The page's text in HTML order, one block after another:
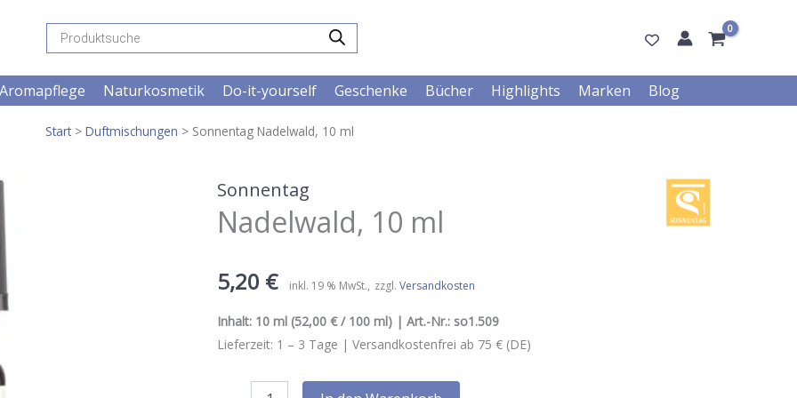
Products
search
Aromapflege Naturkosmetik Do-it-yourself Geschenke Bücher Highlights Marken Blog
Start> Duftmischungen > Sonnentag Nadelwald, 10 ml
Sonnentag
Nadelwald, 10 ml
5,20 € inkl. 19 % MwSt. zzgl. Versandkosten
Inhalt: 10 ml (52,00 € / 100 ml) | Art.-Nr.: so1.509
Lieferzeit: 1 – 3 Tage | Versandkostenfrei ab 75 € (DE)